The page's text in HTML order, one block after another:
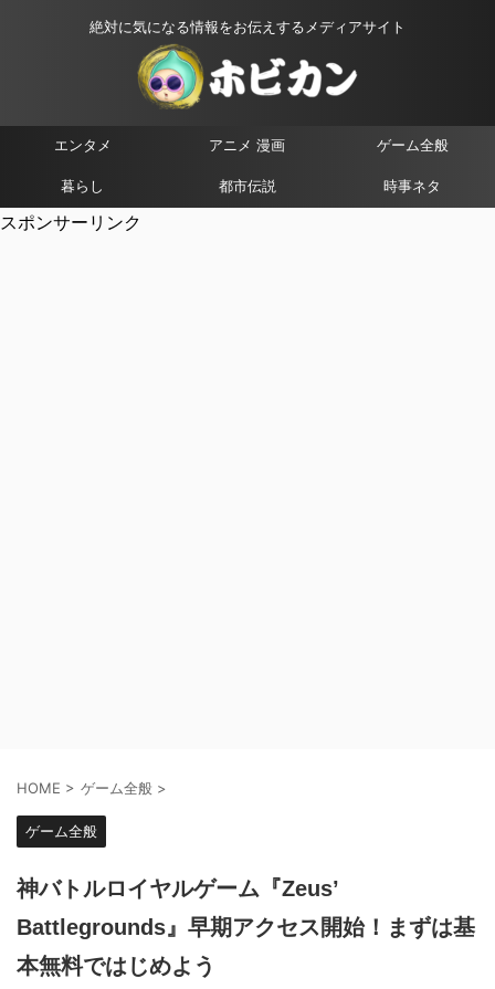
絶対に気になる情報をお伝えするメディアサイト
エンタメ アニメ 漫画 ゲーム全般
暮らし 都市伝説 時事ネタ
スポンサーリンク
HOME > ゲーム全般 >
ゲーム全般
神バトルロイヤルゲーム『Zeus’
Battlegrounds』早期アクセス開始！まずは基
本無料ではじめよう